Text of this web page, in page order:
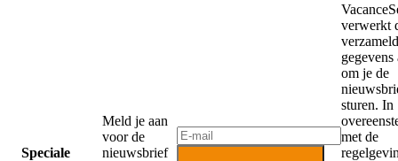
Speciale
Meld je aan
voor de
nieuwsbrief
verwerkt
gegevens
om je de
sturen. In
met de